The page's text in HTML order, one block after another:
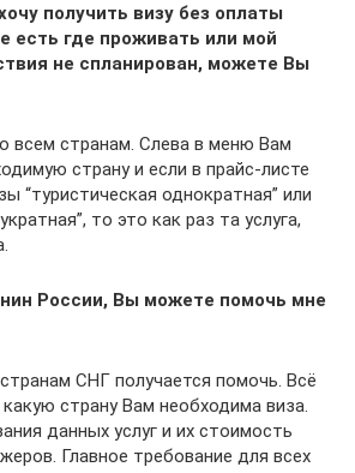
получить визу без оплаты
есть где проживать или мой
не спланирован, можете Вы
всем странам. Слева в меню Вам
страну и если в прайс-листе
“туристическая однократная” или
то это как раз та услуга,
России, Вы можете помочь мне
СНГ получается помочь. Всё
страну Вам необходима виза.
данных услуг и их стоимость
Главное требование для всех